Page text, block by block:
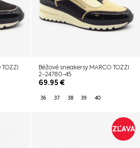
Béžové sneakersy MARCO TOZZI
2-24780-45
69.95€
36 37 38 39 40
ZĽAVA